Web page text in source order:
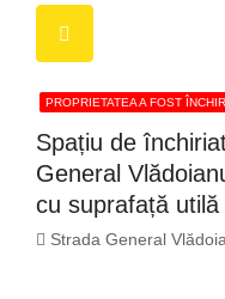
PROPRIETATEA A FOST
Spațiu de
General
cu suprafață
Strada General Vlădoianu